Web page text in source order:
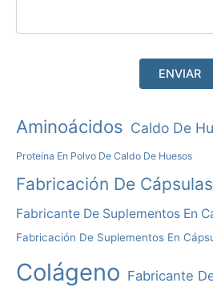
A
E
R
N
T
Aminoácidos Caldo De
Proteína En Polvo De Caldo De Huesos
Fabricación De Cápsulas
Fabricante De Suplementos En
Fabricación De Suplementos En
Colágeno Fabricante